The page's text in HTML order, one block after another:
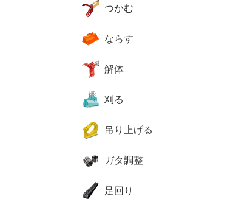
つかむ
ならす
解体
刈る
吊り上げる
ガタ調整
足回り